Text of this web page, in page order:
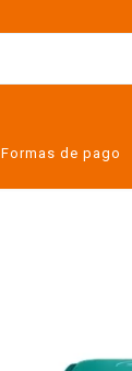
Formas de pago